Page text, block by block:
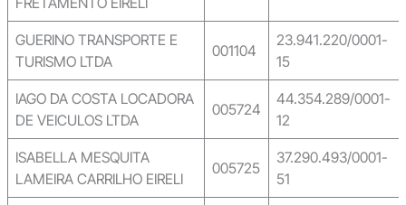
GUERINO TRANSPORTE E
TURISMO LTDA
001104
23.941.220/0001-
15
IAGO DA COSTA LOCADORA
DE VEICULOS LTDA
005724
44.354.289/0001-
12
ISABELLA MESQUITA
LAMEIRA CARRILHO EIRELI
005725
37.290.493/0001-
51